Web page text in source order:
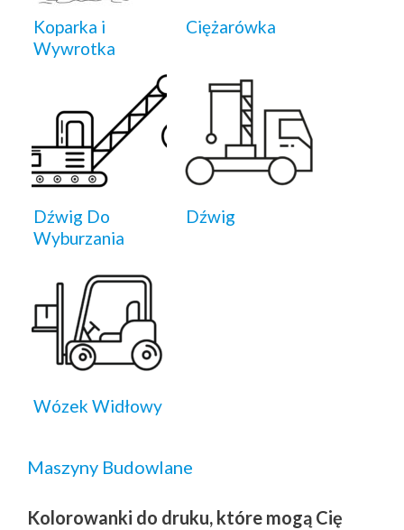
Koparka i
Wywrotka
Ciężarówka
Dźwig Do
Wyburzania
Dźwig
Wózek Widłowy
Maszyny Budowlane
Kolorowanki do druku, które mogą Cię